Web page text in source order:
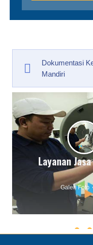
Dokumentasi
Mandiri
Layanan
Zat
Galeri Foto